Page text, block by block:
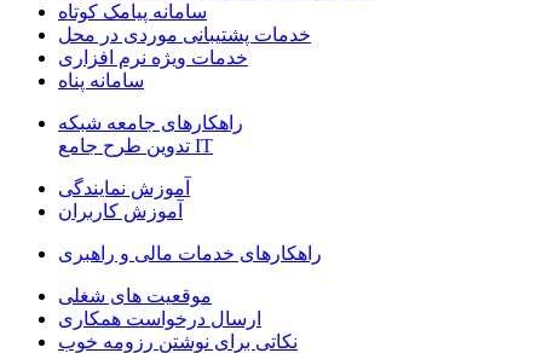
سامانه پیامک کوتاه
خدمات پشتیبانی موردی در محل
خدمات ویژه نرم افزاری
سامانه پناه
راهکارهای جامعه شبکه
IT تدوین طرح جامع
آموزش نمایندگی
آموزش کاربران
راهکارهای خدمات مالی و راهبری
موقعیت های شغلی
ارسال درخواست همکاری
نکاتی برای نوشتن رزومه خوب